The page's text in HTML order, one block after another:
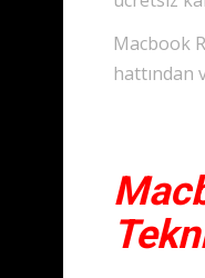
Macbook
hattından